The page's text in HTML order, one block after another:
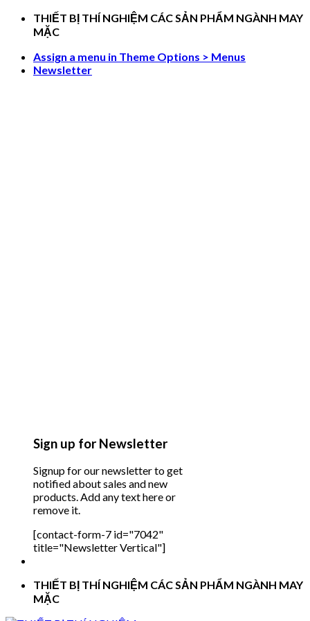
Skip
THIẾT BỊ THÍ NGHIỆM CÁC SẢN PHẨM NGÀNH MAY
MẶC
Assign a menu in Theme Options > Menus
Newsletter
Sign up for Newsletter
Signup for our newsletter to get
notified about sales and new
products. Add any text here or
remove it.
[contact-form-7 id="7042"
title="Newsletter Vertical"]
THIẾT BỊ THÍ NGHIỆM CÁC SẢN PHẨM NGÀNH MAY
MẶC